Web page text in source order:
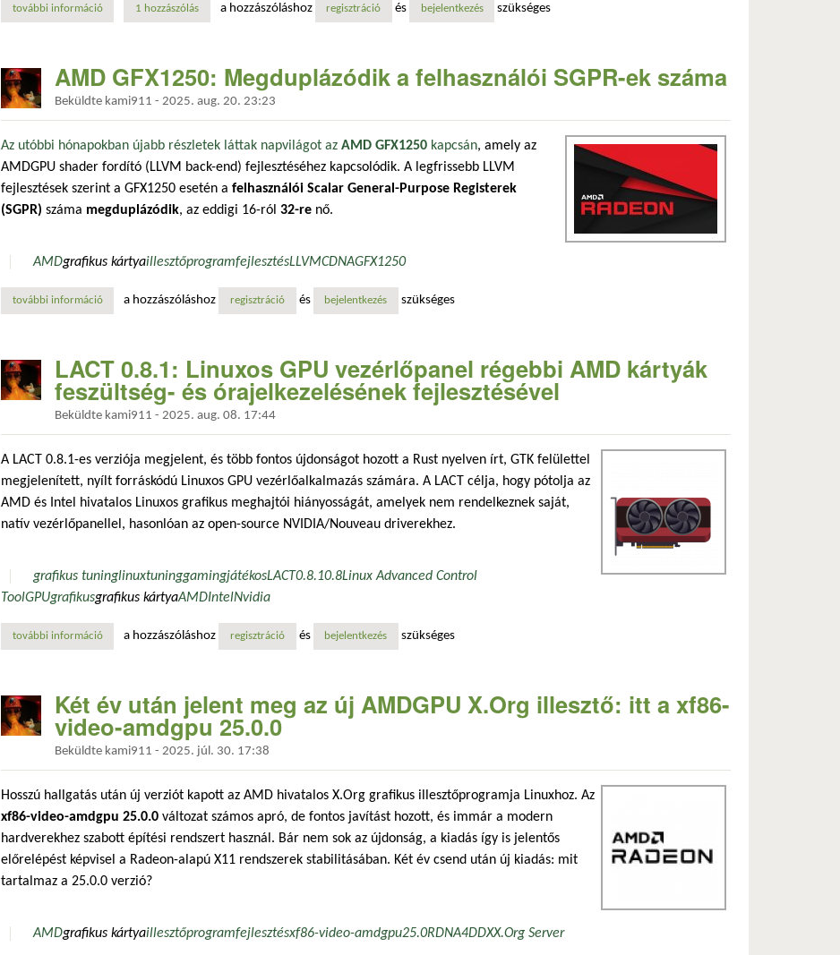
további információmegérkezett a lact 0.8.2 – nyílt forrású gpu-vezérlés linuxra, immár opentelemetry-támogatással tartalommal kapcsolatosan
1 hozzászólás a hozzászóláshoz regisztráció és bejelentkezés szükséges
AMD GFX1250: Megduplázódik a felhasználói SGPR-ek száma
Beküldte kami911 - 2025. aug. 20. 23:23
Az utóbbi hónapokban újabb részletek láttak napvilágot az AMD GFX1250 kapcsán, amely az
AMDGPU shader fordító (LLVM back-end) fejlesztéséhez kapcsolódik. A legfrissebb LLVM
fejlesztések szerint a GFX1250 esetén a felhasználói Scalar General-Purpose Registerek
(SGPR) száma megduplázódik, az eddigi 16-ról 32-re nő.
AMDgrafikus kártyaillesztőprogramfejlesztésLLVMCDNAGFX1250
további információamd gfx1250: megduplázódik a felhasználói sgpr-ek száma tartalommal kapcsolatosan
a hozzászóláshoz regisztráció és bejelentkezés szükséges
LACT 0.8.1: Linuxos GPU vezérlőpanel régebbi AMD kártyák
feszültség- és órajelkezelésének fejlesztésével
Beküldte kami911 - 2025. aug. 08. 17:44
A LACT 0.8.1-es verziója megjelent, és több fontos újdonságot hozott a Rust nyelven írt, GTK felülettel
megjelenített, nyílt forráskódú Linuxos GPU vezérlőalkalmazás számára. A LACT célja, hogy pótolja az
AMD és Intel hivatalos Linuxos grafikus meghajtói hiányosságát, amelyek nem rendelkeznek saját,
natív vezérlőpanellel, hasonlóan az open-source NVIDIA/Nouveau driverekhez.
grafikus tuninglinuxtuninggamingjátékosLACT0.8.10.8Linux Advanced Control
ToolGPUgrafikusgrafikus kártyaAMDIntelNvidia
további információlact 0.8.1: linuxos gpu vezérlőpanel régebbi amd kártyák feszültség- és órajelkezelésének fejlesztésével tartalommal kapcsolatosan
a hozzászóláshoz regisztráció és bejelentkezés szükséges
Két év után jelent meg az új AMDGPU X.Org illesztő: itt a xf86-
video-amdgpu 25.0.0
Beküldte kami911 - 2025. júl. 30. 17:38
Hosszú hallgatás után új verziót kapott az AMD hivatalos X.Org grafikus illesztőprogramja Linuxhoz. Az
xf86-video-amdgpu 25.0.0 változat számos apró, de fontos javítást hozott, és immár a modern
hardverekhez szabott építési rendszert használ. Bár nem sok az újdonság, a kiadás így is jelentős
előrelépést képvisel a Radeon-alapú X11 rendszerek stabilitásában. Két év csend után új kiadás: mit
tartalmaz a 25.0.0 verzió?
AMDgrafikus kártyaillesztőprogramfejlesztésxf86-video-amdgpu25.0RDNA4DDXX.Org Server